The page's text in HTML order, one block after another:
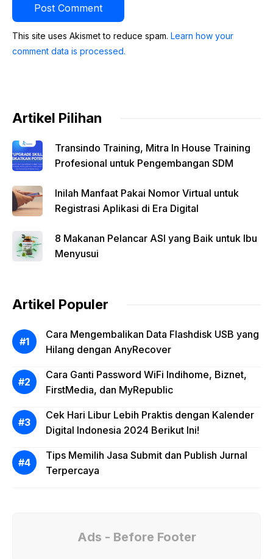
This site uses Akismet to reduce spam. Learn how your
comment data is processed.
Artikel Pilihan
Transindo Training, Mitra In House Training
Profesional untuk Pengembangan SDM
Inilah Manfaat Pakai Nomor Virtual untuk
Registrasi Aplikasi di Era Digital
8 Makanan Pelancar ASI yang Baik untuk Ibu
Menyusui
Artikel Populer
Cara Mengembalikan Data Flashdisk USB yang
Hilang dengan AnyRecover
Cara Ganti Password WiFi Indihome, Biznet,
FirstMedia, dan MyRepublic
Cek Hari Libur Lebih Praktis dengan Kalender
Digital Indonesia 2024 Berikut Ini!
Tips Memilih Jasa Submit dan Publish Jurnal
Terpercaya
Ads - Before Footer